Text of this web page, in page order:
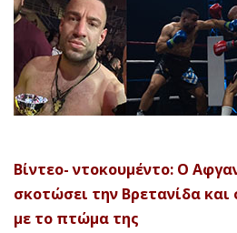
Βίντεο- ντοκουμέντο: Ο
σκοτώσει την Βρετανίδα και
με το πτώμα της